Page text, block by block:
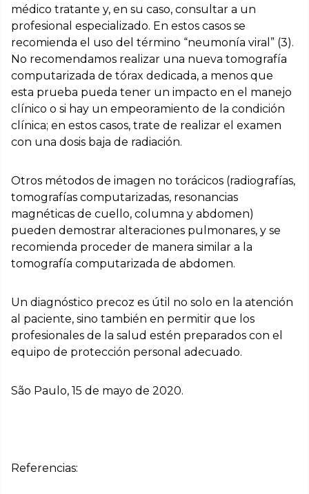
médico tratante y, en su caso, consultar a un
profesional especializado. En estos casos se
recomienda el uso del término “neumonía viral” (3).
No recomendamos realizar una nueva tomografía
computarizada de tórax dedicada, a menos que
esta prueba pueda tener un impacto en el manejo
clínico o si hay un empeoramiento de la condición
clínica; en estos casos, trate de realizar el examen
con una dosis baja de radiación.
Otros métodos de imagen no torácicos (radiografías,
tomografías computarizadas, resonancias
magnéticas de cuello, columna y abdomen)
pueden demostrar alteraciones pulmonares, y se
recomienda proceder de manera similar a la
tomografía computarizada de abdomen.
Un diagnóstico precoz es útil no solo en la atención
al paciente, sino también en permitir que los
profesionales de la salud estén preparados con el
equipo de protección personal adecuado.
São Paulo, 15 de mayo de 2020.
Referencias: